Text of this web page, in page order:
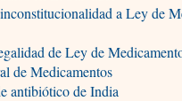
a Ley de
de Ley de
de Medicamentos
antibiótico de India